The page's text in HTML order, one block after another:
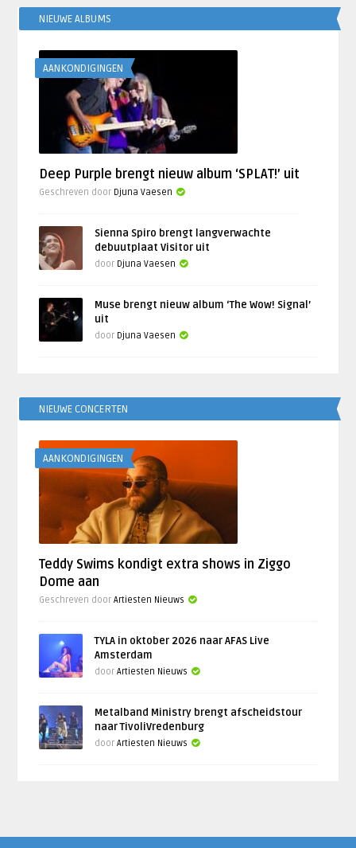
NIEUWE ALBUMS
AANKONDIGINGEN
Deep Purple brengt nieuw album ‘SPLAT!’ uit
Geschreven door Djuna Vaesen
Sienna Spiro brengt langverwachte
debuutplaat Visitor uit
door Djuna Vaesen
Muse brengt nieuw album ‘The Wow! Signal’
uit
door Djuna Vaesen
NIEUWE CONCERTEN
AANKONDIGINGEN
Teddy Swims kondigt extra shows in Ziggo
Dome aan
Geschreven doorArtiesten Nieuws
TYLA in oktober 2026 naar AFAS Live
Amsterdam
doorArtiesten Nieuws
Metalband Ministry brengt afscheidstour
naar TivoliVredenburg
doorArtiesten Nieuws